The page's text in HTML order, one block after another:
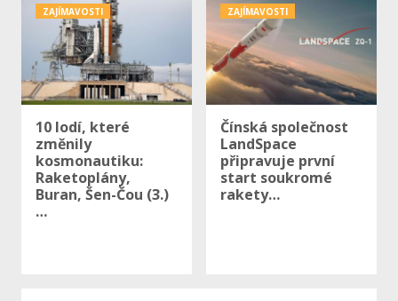
ZAJÍMAVOSTI
10 lodí, které
změnily
kosmonautiku:
Raketoplány,
Buran, Šen-Čou (3.)
…
ZAJÍMAVOSTI
Čínská společnost
LandSpace
připravuje první
start soukromé
rakety…